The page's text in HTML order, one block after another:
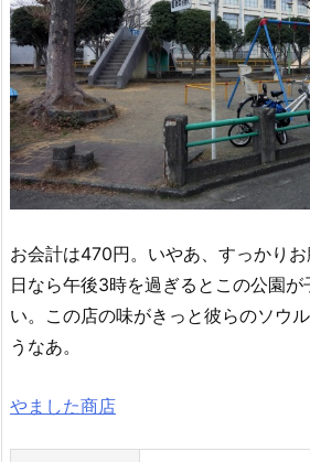
お会計は470円。いやあ、すっかり
日なら午後3時を過ぎるとこの公園
い。この店の味がきっと彼らのソウ
うなあ。
やました商店